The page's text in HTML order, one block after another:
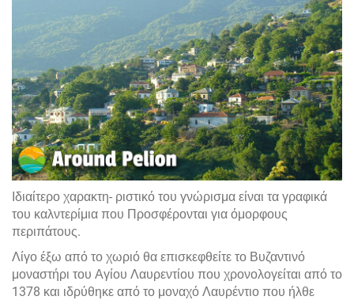
Ιδιαίτερο χαρακτη- ριστικό του γνώρισμα είναι τα γραφικά
του καλντερίμια που Προσφέρονται για όμορφους
περιπάτους.
Λίγο έξω από το χωριό θα επισκεφθείτε το Βυζαντινό
μοναστήρι του Αγίου Λαυρεντίου που χρονολογείται από το
1378 και ιδρύθηκε από το μοναχό Λαυρέντιο που ήλθε